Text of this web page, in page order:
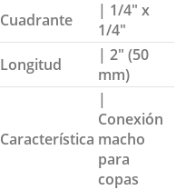
Cuadrante
| 1/4″ x
1/4″
Longitud
| 2″ (50
mm)
Característica
|
Conexión
macho
para
copas